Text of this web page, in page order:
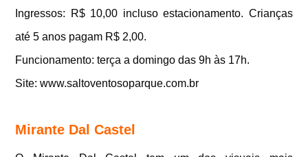
Ingressos: R$ 10,00 incluso estacionamento. Crianças
até 5 anos pagam R$ 2,00.
Funcionamento: terça a domingo das 9h às 17h.
Site: www.saltoventosoparque.com.br
Mirante Dal Castel